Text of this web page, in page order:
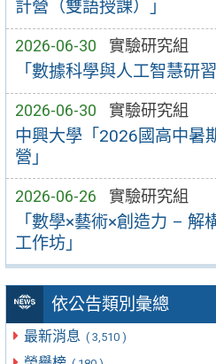
計營（雙語授課）」
2026-06-30 實驗研究組
「數據科學與人工智慧研習
2026-06-30 實驗研究組
中興大學「2026國高中暑
營」
2026-06-26 實驗研究組
「數學×藝術×創造力 – 解
工作坊」
依公告類別彙總
最新消息 ( 3,510 )